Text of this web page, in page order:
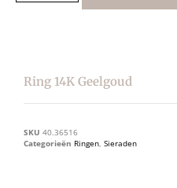
Ring 14K Geelgoud
SKU 40.36516
Categorieën Ringen, Sieraden